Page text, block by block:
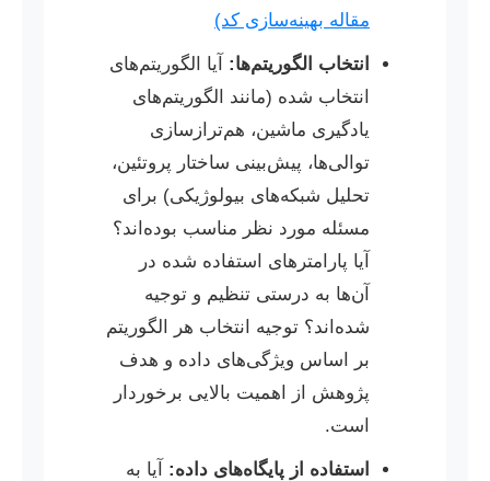
مقاله بهینه‌سازی کد)
انتخاب الگوریتم‌ها: آیا الگوریتم‌های
انتخاب شده (مانند الگوریتم‌های
یادگیری ماشین، هم‌ترازسازی
توالی‌ها، پیش‌بینی ساختار پروتئین،
تحلیل شبکه‌های بیولوژیکی) برای
مسئله مورد نظر مناسب بوده‌اند؟
آیا پارامترهای استفاده شده در
آن‌ها به درستی تنظیم و توجیه
شده‌اند؟ توجیه انتخاب هر الگوریتم
بر اساس ویژگی‌های داده و هدف
پژوهش از اهمیت بالایی برخوردار
است.
استفاده از پایگاه‌های داده: آیا به